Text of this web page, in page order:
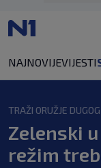
NAJNOVIJEVIJESTI
TRAŽI ORUŽJE
Zelenski
režim